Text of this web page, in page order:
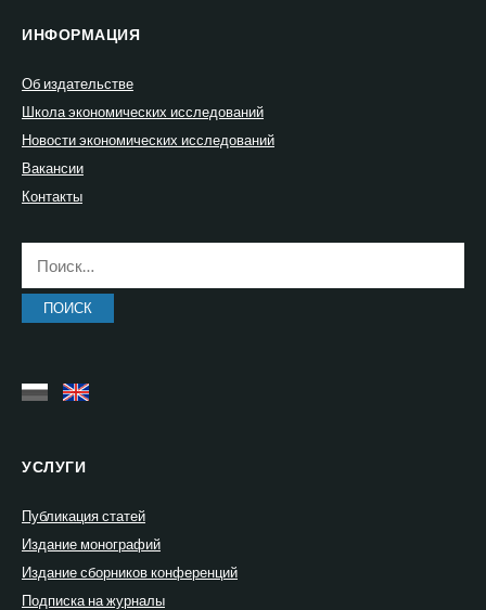
ИНФОРМАЦИЯ
Об издательстве
Школа экономических исследований
Новости экономических исследований
Вакансии
Контакты
УСЛУГИ
Публикация статей
Издание монографий
Издание сборников конференций
Подписка на журналы